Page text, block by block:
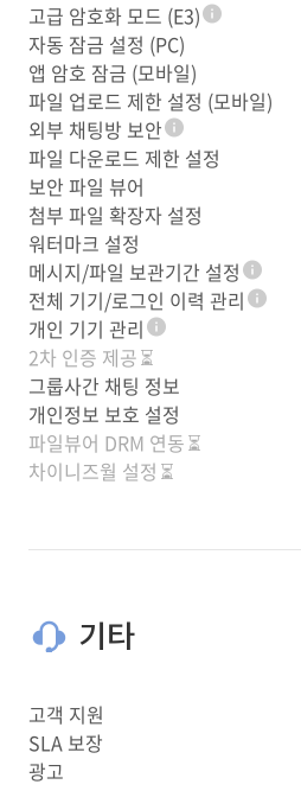
고급 암호화 모드 (E3)
자동 잠금 설정 (PC)
앱 암호 잠금 (모바일)
파일 업로드 제한 설정 (모바일)
외부 채팅방 보안
파일 다운로드 제한 설정
보안 파일 뷰어
첨부 파일 확장자 설정
워터마크 설정
메시지/파일 보관기간 설정
전체 기기/로그인 이력 관리
개인 기기 관리
2차 인증 제공⏳
그룹사간 채팅 정보
개인정보 보호 설정
파일뷰어 DRM 연동⏳
차이니즈월 설정 ⏳
기타
고객 지원
SLA 보장
광고